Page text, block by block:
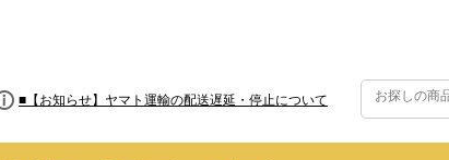
■【お知らせ】ヤマト運輸の配送遅延・停止について